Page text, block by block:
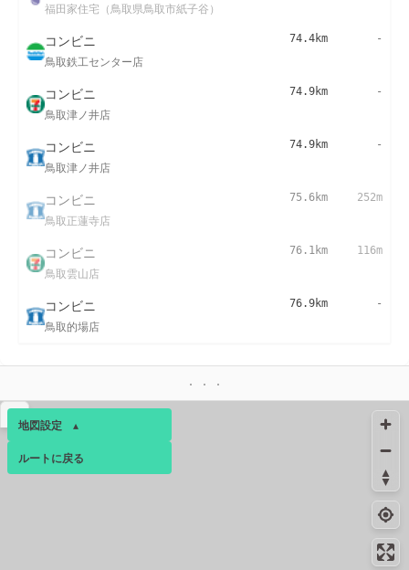
福田家住宅（鳥取県鳥取市紙子谷）
コンビニ
鳥取鉄工センター店
74.4km -
コンビニ
鳥取津ノ井店
74.9km -
コンビニ
鳥取津ノ井店
74.9km -
コンビニ
鳥取正蓮寺店
75.6km 252m
コンビニ
鳥取雲山店
76.1km 116m
コンビニ
鳥取的場店
76.9km -
地図設定 ▴
ベース ▴
ルートに戻る